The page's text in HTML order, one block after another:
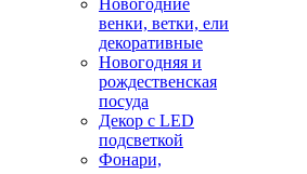
Новогодние
венки, ветки, ели
декоративные
Новогодняя и
рождественская
посуда
Декор с LED
подсветкой
Фонари,